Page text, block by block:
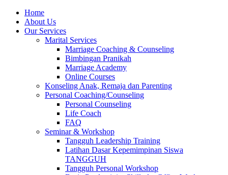
Skip
content
Home
About Us
Our Services
Marital Services
Marriage Coaching & Counseling
Bimbingan Pranikah
Marriage Academy
Online Courses
Konseling Anak, Remaja dan Parenting
Personal Coaching/Counseling
Personal Counseling
Life Coach
FAQ
Seminar & Workshop
Tangguh Leadership Training
Latihan Dasar Kepemimpinan Siswa
TANGGUH
Tangguh Personal Workshop